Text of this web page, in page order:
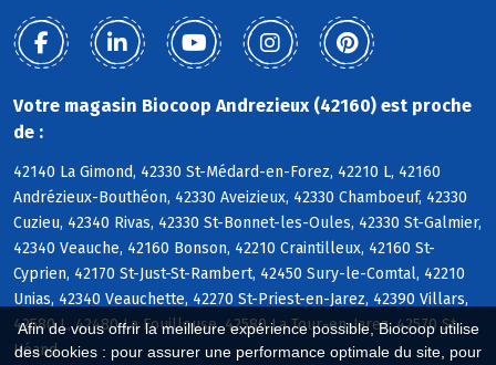
Afin de vous offrir la meilleure expérience possible, Biocoop utilise
des cookies : pour assurer une performance optimale du site, pour
Votre magasin Biocoop Andrezieux (42160) est proche
de :
42140 La Gimond, 42330 St-Médard-en-Forez, 42210 L, 42160
Andrézieux-Bouthéon, 42330 Aveizieux, 42330 Chamboeuf, 42330
Cuzieu, 42340 Rivas, 42330 St-Bonnet-les-Oules, 42330 St-Galmier,
42340 Veauche, 42160 Bonson, 42210 Craintilleux, 42160 St-
Cyprien, 42170 St-Just-St-Rambert, 42450 Sury-le-Comtal, 42210
Unias, 42340 Veauchette, 42270 St-Priest-en-Jarez, 42390 Villars,
42580 L, 42480 La Fouillouse, 42580 La Tour-en-Jarez, 42570 St-
Héand